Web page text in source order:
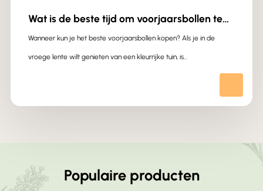
Wat is de beste tijd om voorjaarsbollen te
kopen?
Wanneer kun je het beste voorjaarsbollen kopen? Als je in de
vroege lente wilt genieten van een kleurrijke tuin, is…
Populaire producten